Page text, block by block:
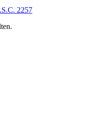
2257